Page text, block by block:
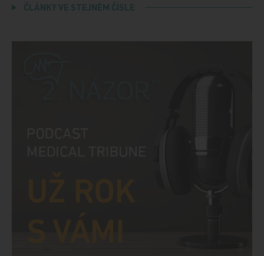
ČLÁNKY VE STEJNÉM ČÍSLE